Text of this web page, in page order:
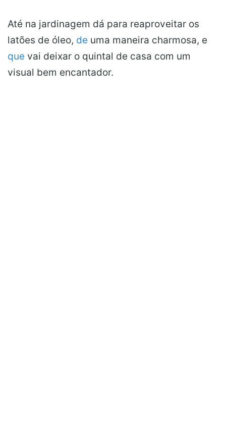
Até na jardinagem dá para reaproveitar os
latões de óleo, de uma maneira charmosa, e
que vai deixar o quintal de casa com um
visual bem encantador.